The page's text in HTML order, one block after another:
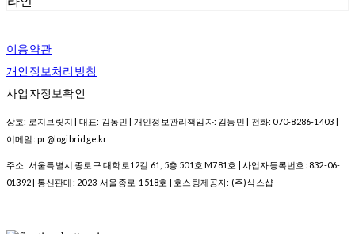
이용약관
개인정보처리방침
사업자정보확인
상호: 로지브릿지 | 대표: 김동민 | 개인정보관리책임자: 김동민 | 전화: 070-8286-1403 |
이메일: pr@logibridge.kr
주소: 서울특별시 종로구 대학로12길 61, 5층 501호 M781호 | 사업자등록번호: 832-06-
01392 | 통신판매: 2023-서울종로-1518호 | 호스팅제공자: (주)식스샵